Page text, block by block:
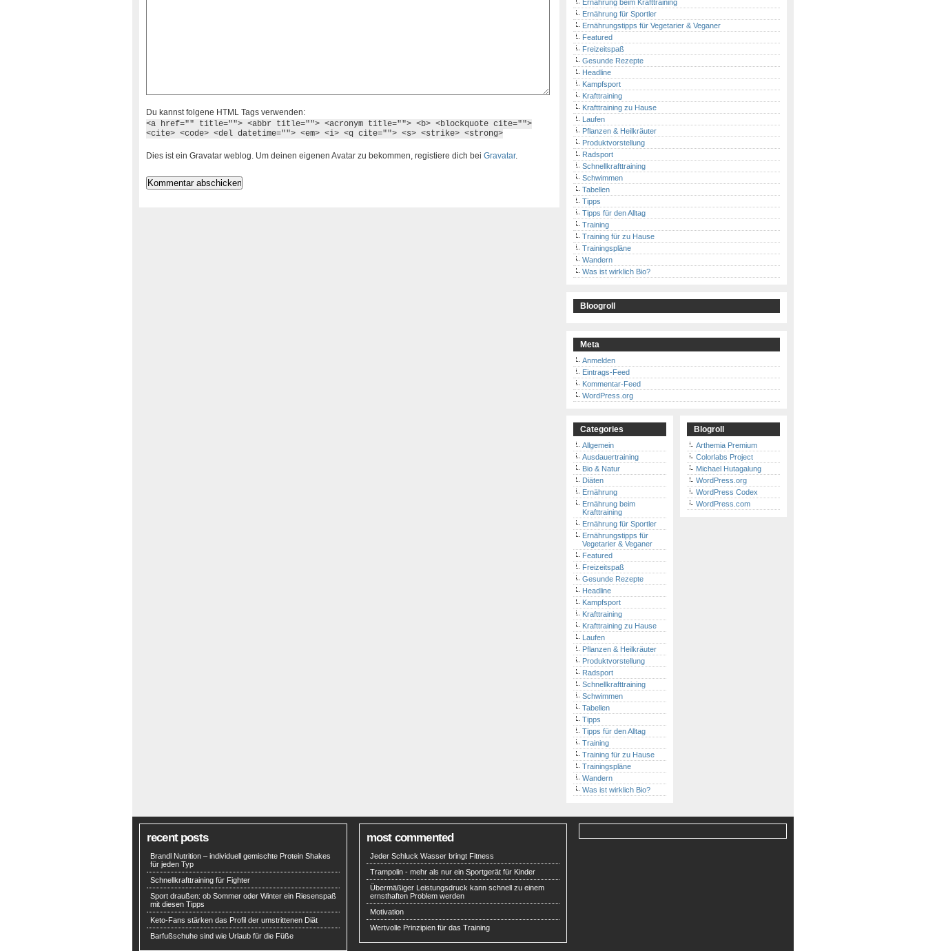
Du kannst folgene HTML Tags verwenden:
<a href="" title=""> <abbr title=""> <acronym title=""> <b> <blockquote cite="">
<cite> <code> <del datetime=""> <em> <i> <q cite=""> <s> <strike> <strong>
Dies ist ein Gravatar weblog. Um deinen eigenen Avatar zu bekommen, registiere dich bei Gravatar.
Ernährung beim Krafttraining
Ernährung für Sportler
Ernährungstipps für Vegetarier & Veganer
Featured
Freizeitspaß
Gesunde Rezepte
Headline
Kampfsport
Krafttraining
Krafttraining zu Hause
Laufen
Pflanzen & Heilkräuter
Produktvorstellung
Radsport
Schnellkrafttraining
Schwimmen
Tabellen
Tipps
Tipps für den Alltag
Training
Training für zu Hause
Trainingspläne
Wandern
Was ist wirklich Bio?
Bloogroll
Meta
Anmelden
Eintrags-Feed
Kommentar-Feed
WordPress.org
Categories
Allgemein
Ausdauertraining
Bio & Natur
Diäten
Ernährung
Ernährung beim
Krafttraining
Ernährung für Sportler
Ernährungstipps für
Vegetarier & Veganer
Featured
Freizeitspaß
Gesunde Rezepte
Headline
Kampfsport
Krafttraining
Krafttraining zu Hause
Laufen
Pflanzen & Heilkräuter
Produktvorstellung
Radsport
Schnellkrafttraining
Schwimmen
Tabellen
Tipps
Tipps für den Alltag
Training
Training für zu Hause
Trainingspläne
Wandern
Was ist wirklich Bio?
Blogroll
Arthemia Premium
Colorlabs Project
Michael Hutagalung
WordPress.org
WordPress Codex
WordPress.com
recent posts
Brandl Nutrition – individuell gemischte Protein Shakes
für jeden Typ
Schnellkrafttraining für Fighter
Sport draußen: ob Sommer oder Winter ein Riesenspaß
mit diesen Tipps
Keto-Fans stärken das Profil der umstrittenen Diät
Barfußschuhe sind wie Urlaub für die Füße
most commented
Jeder Schluck Wasser bringt Fitness
Trampolin - mehr als nur ein Sportgerät für Kinder
Übermäßiger Leistungsdruck kann schnell zu einem
ernsthaften Problem werden
Motivation
Wertvolle Prinzipien für das Training